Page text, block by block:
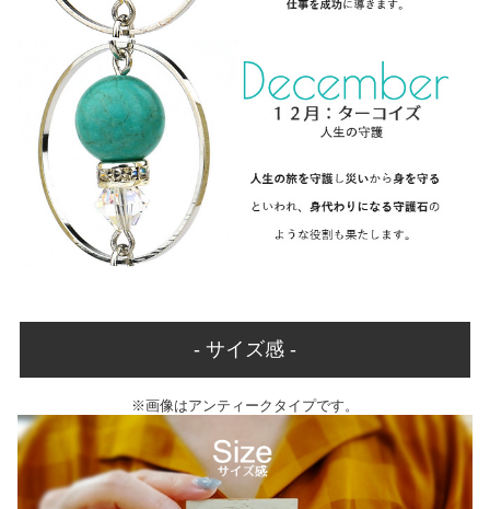
- サイズ感 -
※画像はアンティークタイプです。